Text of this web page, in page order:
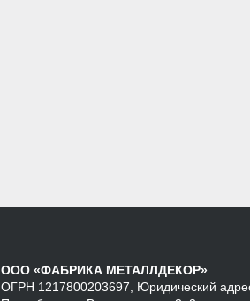
ООО «ФАБРИКА МЕТАЛЛДЕКОР»
ОГРН 1217800203697, Юридический